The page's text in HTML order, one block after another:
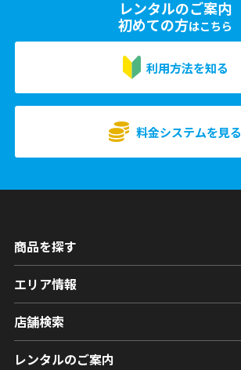
レンタルのご案内
初めての方はこちら
利用方法を知る
料金システムを見る
商品を探す
エリア情報
店舗検索
レンタルのご案内